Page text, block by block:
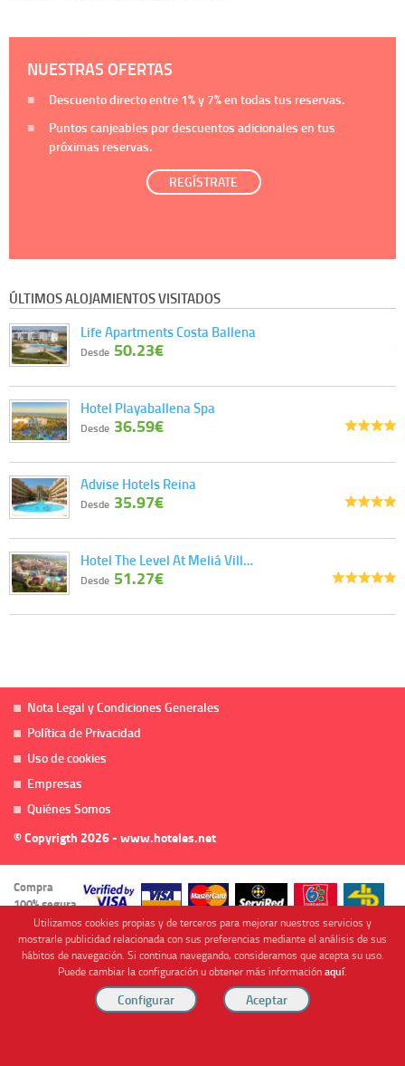
NUESTRAS OFERTAS
Descuento directo entre 1%y 7%en todas tus reservas.
Puntos canjeables por descuentos adicionales en tus
próximas reservas.
REGÍSTRATE
ÚLTIMOS ALOJAMIENTOS VISITADOS
Life Apartments Costa Ballena
Desde 50.23€
Hotel Playaballena Spa
Desde 36.59€
Advise Hotels Reina
Desde 35.97€
Hotel The Level At Meliá Vill…
Desde 51.27€
Nota Legal y Condiciones Generales
Política de Privacidad
Uso de cookies
Empresas
Quiénes Somos
© Copyrigth 2026 - www.hoteles.net
Compra
100% segura
Cofinanciado por
Utilizamos cookies propias y de terceros para mejorar nuestros servicios y
mostrarle publicidad relacionada con sus preferencias mediante el análisis de sus
hábitos de navegación. Si continua navegando, consideramos que acepta su uso.
Puede cambiar la configuración u obtener más informaciónaquí.